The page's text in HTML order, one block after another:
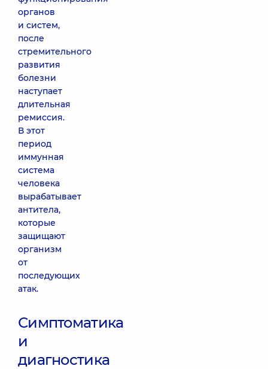
органов
и систем,
после
стремительного
развития
болезни
наступает
длительная
ремиссия.
В этот
период
иммунная
система
человека
вырабатывает
антитела,
которые
защищают
организм
от
последующих
атак.
Симптоматика
и
диагностика